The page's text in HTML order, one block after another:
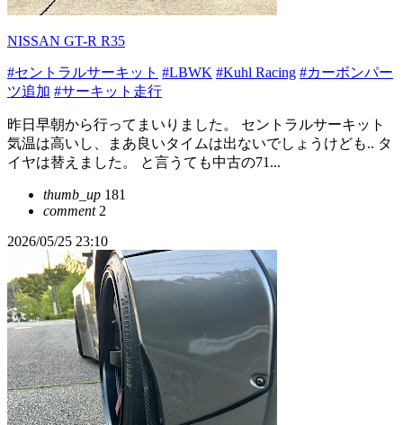
NISSAN GT-R R35
#セントラルサーキット #LBWK #Kuhl Racing #カーボンパー
ツ追加 #サーキット走行
昨日早朝から行ってまいりました。 セントラルサーキット
気温は高いし、まあ良いタイムは出ないでしょうけども.. タ
イヤは替えました。 と言うても中古の71...
thumb_up 181
comment2
2026/05/25 23:10